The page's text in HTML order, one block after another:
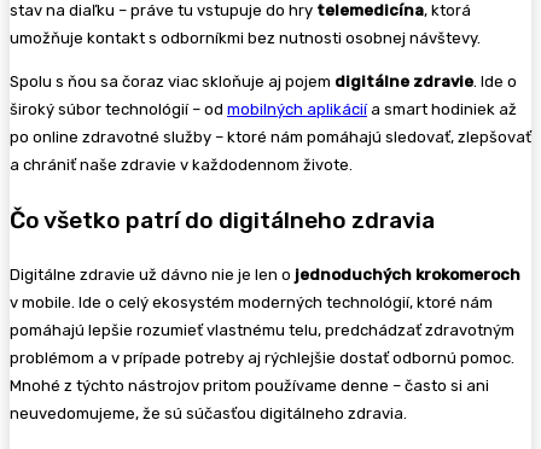
stav na diaľku – práve tu vstupuje do hry telemedicína, ktorá
umožňuje kontakt s odborníkmi bez nutnosti osobnej návštevy.
Spolu s ňou sa čoraz viac skloňuje aj pojem digitálne zdravie. Ide o
široký súbor technológií – od mobilných aplikáciía smart hodiniek až
po online zdravotné služby – ktoré nám pomáhajú sledovať, zlepšovať
a chrániť naše zdravie v každodennom živote.
Čo všetko patrí do digitálneho zdravia
Digitálne zdravie už dávno nie je len o jednoduchých krokomeroch
v mobile. Ide o celý ekosystém moderných technológií, ktoré nám
pomáhajú lepšie rozumieť vlastnému telu, predchádzať zdravotným
problémom a v prípade potreby aj rýchlejšie dostať odbornú pomoc.
Mnohé z týchto nástrojov pritom používame denne – často si ani
neuvedomujeme, že sú súčasťou digitálneho zdravia.